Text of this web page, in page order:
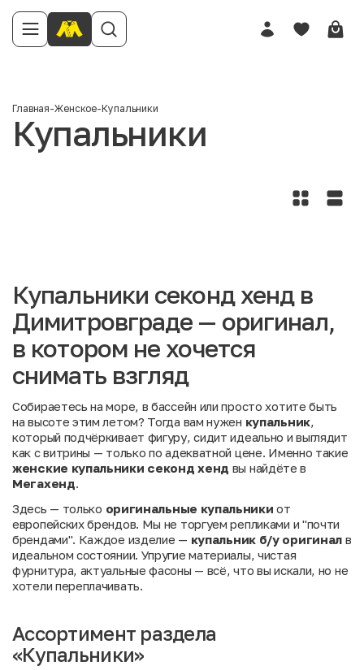
Главная-Женское-Купальники
Купальники
Купальники секонд хенд в
Димитровграде — оригинал,
в котором не хочется
снимать взгляд
Собираетесь на море, в бассейн или просто хотите быть
на высоте этим летом? Тогда вам нужен купальник,
который подчёркивает фигуру, сидит идеально и выглядит
как с витрины — только по адекватной цене. Именно такие
женские купальники секонд хенд вы найдёте в
Мегахенд.
Здесь — только оригинальные купальники от
европейских брендов. Мы не торгуем репликами и "почти
брендами". Каждое изделие — купальник б/у оригинал в
идеальном состоянии. Упругие материалы, чистая
фурнитура, актуальные фасоны — всё, что вы искали, но не
хотели переплачивать.
Ассортимент раздела
«Купальники»